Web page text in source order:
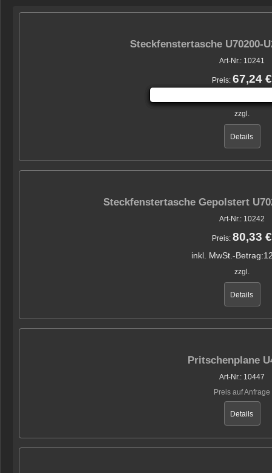
Steckfenstertasche U70200-
Art-Nr.: 10241
Preis: 67,24 €
zzgl.
Details
Steckfenstertasche Gepolstert
Art-Nr.: 10242
Preis: 80,33 €
inkl. MwSt.-Betrag:
zzgl.
Details
Pritschenplane
Art-Nr.: 10447
Preis auf Anfrage
Details